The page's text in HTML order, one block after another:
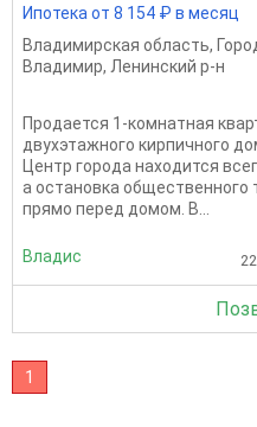
Ипотека от 8 154 ₽ в месяц
Владимирская область,
Владимир, Ленинский р-н
Продается 1-комнатная
двухэтажного кирпичного
Центр города находится
а остановка общественного
прямо перед домом. В...
Владис
1